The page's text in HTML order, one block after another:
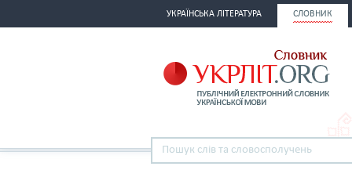
УКРАЇНСЬКА ЛІТЕРАТУРА СЛОВНИК